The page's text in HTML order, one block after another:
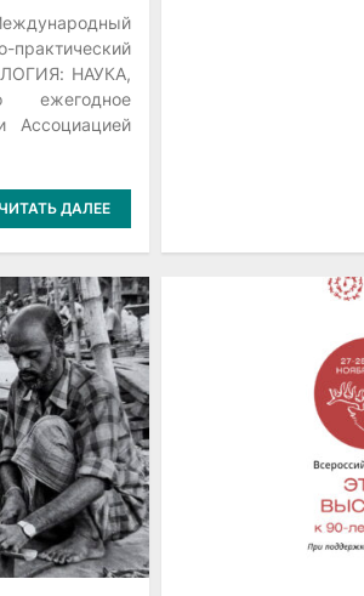
НАУКА,
ежегодное
Ассоциацией
ЧИТАТЬ ДАЛЕЕ